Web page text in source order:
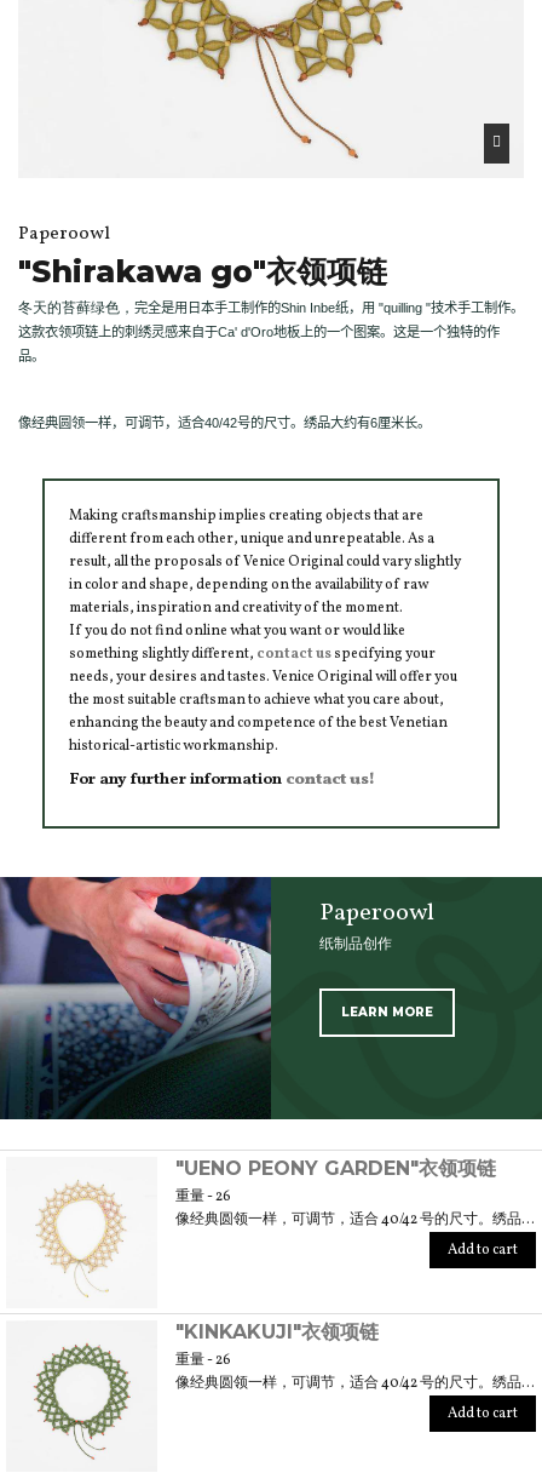
Paperoowl
"Shirakawa go"衣领项链
冬天的苔藓绿色， 完全是用日本手工制作的Shin Inbe纸，用 "quilling "技术手工制作。
这款衣领项链上的刺绣灵感来自于Ca' d'Oro地板上的一个图案。这是一个独特的作
品。
像经典圆领一样，可调节，适合40/42号的尺寸。绣品大约有6厘米长。
Making craftsmanship implies creating objects that are
different from each other, unique and unrepeatable. As a
result, all the proposals of Venice Original could vary slightly
in color and shape, depending on the availability of raw
materials, inspiration and creativity of the moment.
If you do not find online what you want or would like
something slightly different, contact usspecifying your
needs, your desires and tastes. Venice Original will offer you
the most suitable craftsman to achieve what you care about,
enhancing the beauty and competence of the best Venetian
historical-artistic workmanship.
For any further information contact us!
Paperoowl
纸制品创作
LEARN MORE
"UENO PEONY GARDEN"衣领项链
重量 - 26
像经典圆领一样，可调节，适合 40/42 号的尺寸。绣品大约有 6 厘米长。
Add to cart
"KINKAKUJI"衣领项链
重量 - 26
像经典圆领一样，可调节，适合 40/42 号的尺寸。绣品大约有 6 厘米长。
Add to cart